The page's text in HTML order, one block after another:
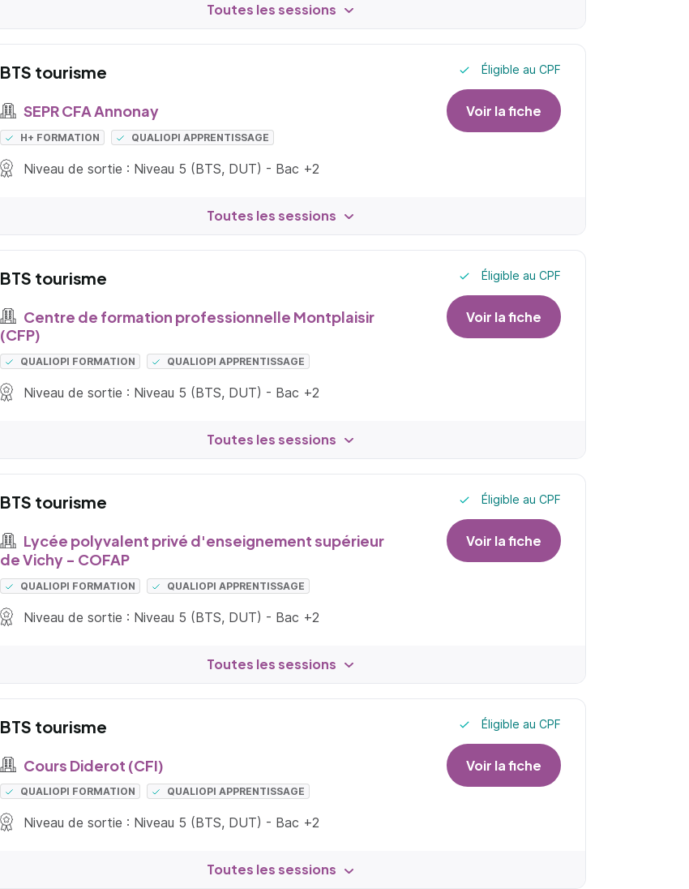
Toutes les sessions
BTS tourisme
SEPR CFA Annonay
H+ FORMATION QUALIOPI APPRENTISSAGE
Niveau de sortie : Niveau 5 (BTS, DUT) - Bac +2
Éligible au CPF
Voir la fiche
Toutes les sessions
BTS tourisme
Centre de formation professionnelle Montplaisir
(CFP)
QUALIOPI FORMATION QUALIOPI APPRENTISSAGE
Niveau de sortie : Niveau 5 (BTS, DUT) - Bac +2
Éligible au CPF
Voir la fiche
Toutes les sessions
BTS tourisme
Lycée polyvalent privé d'enseignement supérieur
de Vichy - COFAP
QUALIOPI FORMATION QUALIOPI APPRENTISSAGE
Niveau de sortie : Niveau 5 (BTS, DUT) - Bac +2
Éligible au CPF
Voir la fiche
Toutes les sessions
BTS tourisme
Cours Diderot (CFI)
QUALIOPI FORMATION QUALIOPI APPRENTISSAGE
Niveau de sortie : Niveau 5 (BTS, DUT) - Bac +2
Éligible au CPF
Voir la fiche
Toutes les sessions